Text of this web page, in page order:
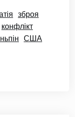
зброя
конфлікт
США